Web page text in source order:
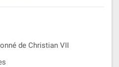
de Christian VII